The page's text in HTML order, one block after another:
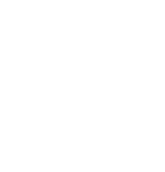
Украины,
CV application